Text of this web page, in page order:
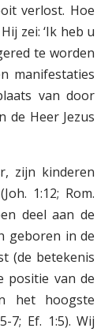
verlost. Hoe
zei: ‘Ik heb u
te worden
manifestaties
van door
de Heer Jezus
zijn kinderen
1:12; Rom.
deel aan de
geboren in de
(de betekenis
positie van de
het hoogste
7; Ef. 1:5). Wij